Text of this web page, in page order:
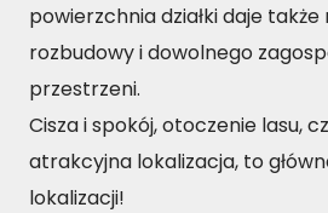
powierzchnia działki daje także
rozbudowy i dowolnego
przestrzeni.
Cisza i spokój, otoczenie lasu,
atrakcyjna lokalizacja, to
lokalizacji!